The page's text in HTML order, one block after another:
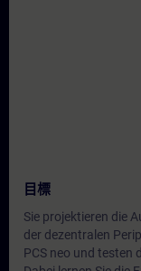
目標
Sie projektieren die
der dezentralen
PCS neo und testen